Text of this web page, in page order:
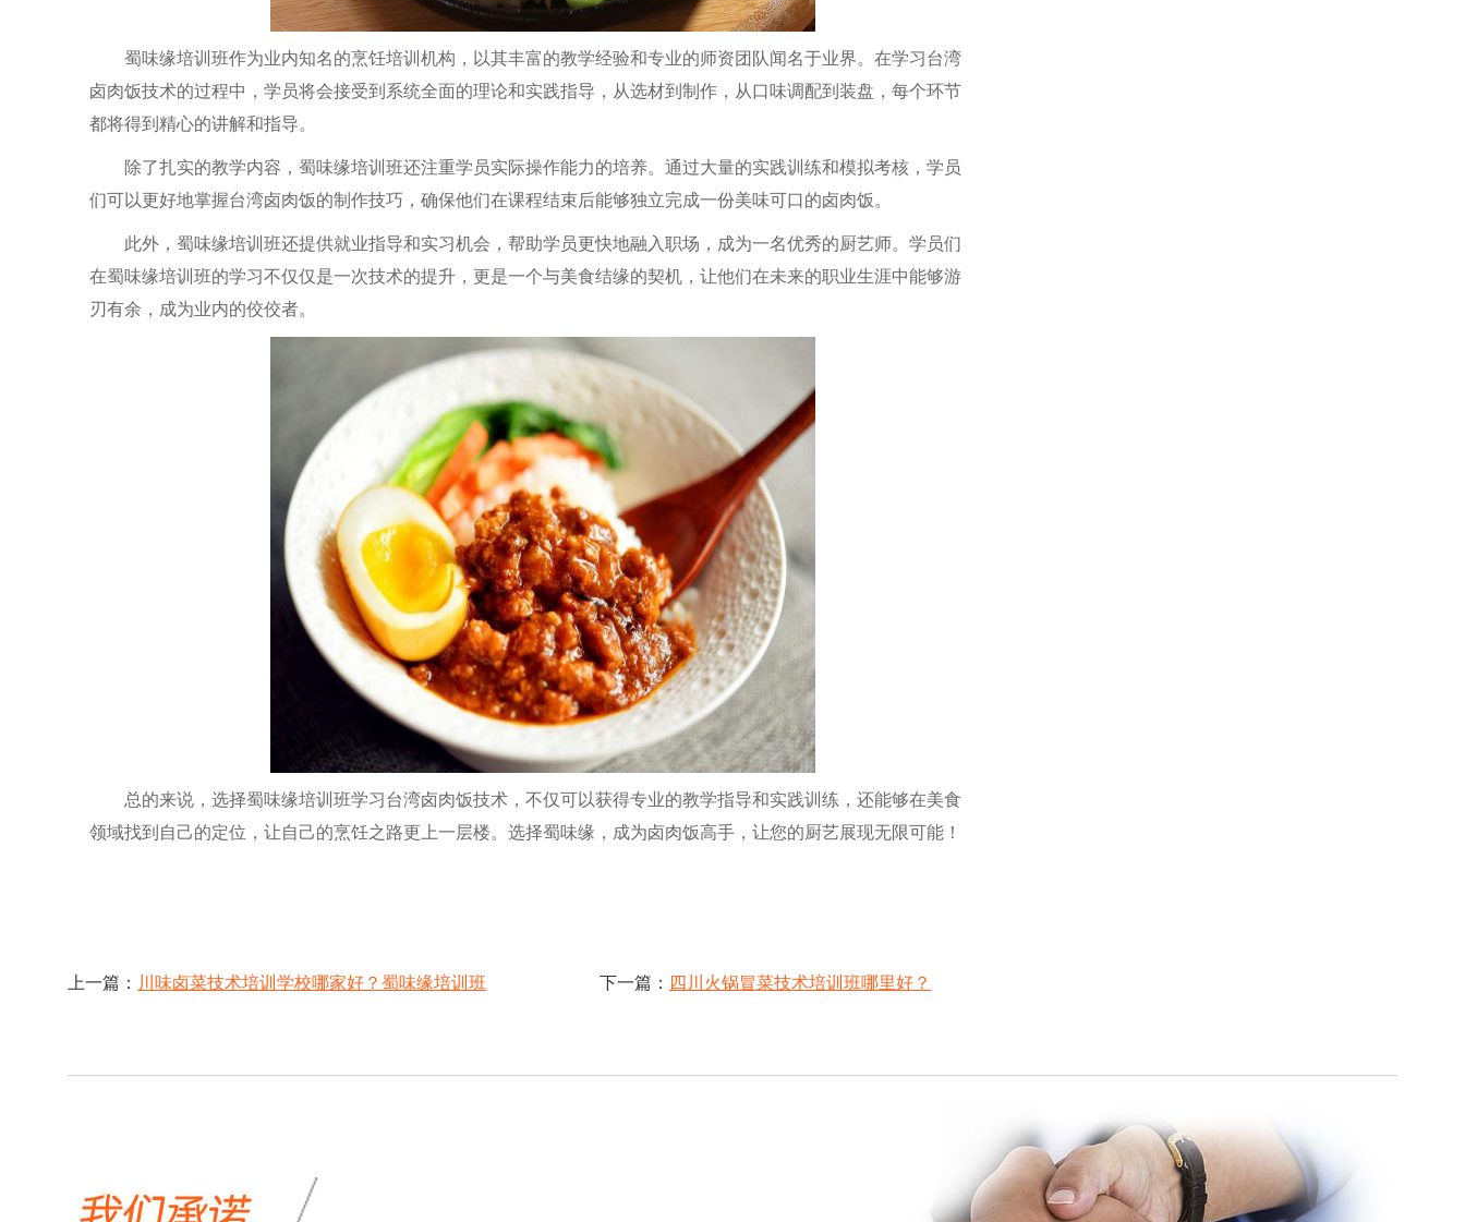
蜀味缘培训班作为业内知名的烹饪培训机构，以其丰富的教学经验和专业的师资团队闻名于业界。在学习台湾
卤肉饭技术的过程中，学员将会接受到系统全面的理论和实践指导，从选材到制作，从口味调配到装盘，每个环节
都将得到精心的讲解和指导。
除了扎实的教学内容，蜀味缘培训班还注重学员实际操作能力的培养。通过大量的实践训练和模拟考核，学员
们可以更好地掌握台湾卤肉饭的制作技巧，确保他们在课程结束后能够独立完成一份美味可口的卤肉饭。
此外，蜀味缘培训班还提供就业指导和实习机会，帮助学员更快地融入职场，成为一名优秀的厨艺师。学员们
在蜀味缘培训班的学习不仅仅是一次技术的提升，更是一个与美食结缘的契机，让他们在未来的职业生涯中能够游
刃有余，成为业内的佼佼者。
总的来说，选择蜀味缘培训班学习台湾卤肉饭技术，不仅可以获得专业的教学指导和实践训练，还能够在美食
领域找到自己的定位，让自己的烹饪之路更上一层楼。选择蜀味缘，成为卤肉饭高手，让您的厨艺展现无限可能！
上一篇： 川味卤菜技术培训学校哪家好？蜀味缘培训班 下一篇： 四川火锅冒菜技术培训班哪里好？